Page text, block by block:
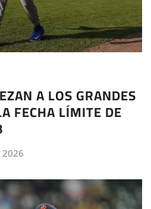
A LOS GRANDES
FECHA LÍMITE DE
2026